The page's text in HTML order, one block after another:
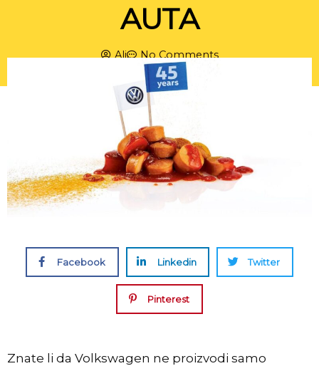
AUTA
Ali No Comments
Facebook Linkedin Twitter
Pinterest
Znate li da Volkswagen ne proizvodi samo